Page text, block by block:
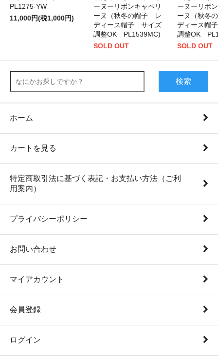
PL1275-YW
11,000円(税1,000円)
ーヌーリボンキャペリ
ーヌ（秋冬の帽子 レ
ディース帽子 サイズ
調整OK PL1539MC)
SOLD OUT
ーヌーリボ
ーヌ（秋冬
ディース帽
調整OK
SOLD OUT
検索
ホーム
カートを見る
特定商取引法に基づく表記・お支払い方法（ご利
用案内）
プライバシーポリシー
お問い合わせ
マイアカウント
会員登録
ログイン